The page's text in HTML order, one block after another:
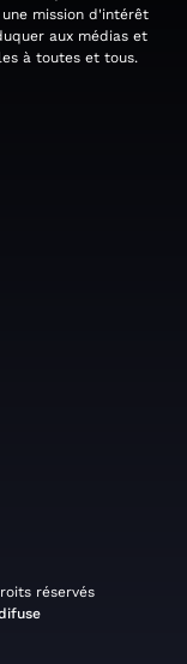
mission d'intérêt
aux médias et
à toutes et tous.
réservés